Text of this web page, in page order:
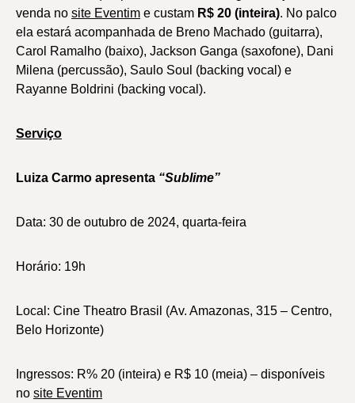
venda no site Eventim e custam R$ 20 (inteira). No palco
ela estará acompanhada de Breno Machado (guitarra),
Carol Ramalho (baixo), Jackson Ganga (saxofone), Dani
Milena (percussão), Saulo Soul (backing vocal) e
Rayanne Boldrini (backing vocal).
Serviço
Luiza Carmo apresenta “Sublime”
Data: 30 de outubro de 2024, quarta-feira
Horário: 19h
Local: Cine Theatro Brasil (Av. Amazonas, 315 – Centro,
Belo Horizonte)
Ingressos: R% 20 (inteira) e R$ 10 (meia) – disponíveis
no site Eventim